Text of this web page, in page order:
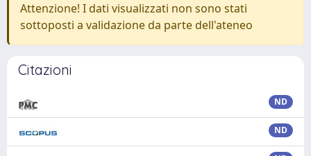
Attenzione! I dati visualizzati non sono stati
sottoposti a validazione da parte dell'ateneo
Citazioni
ND
ND